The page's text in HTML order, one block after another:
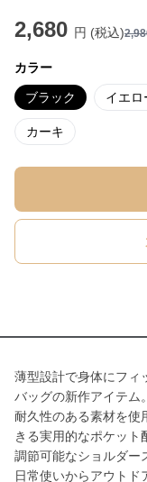
2,680 円 (税込)
カラー
ブラック イエロ
カーキ
薄型設計で身体にフィ
バッグの新作アイテム。
耐久性のある素材を使
きる実用的なポケット
調節可能なショルダー
日常使いからアウトド